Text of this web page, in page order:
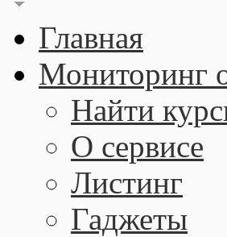
Главная
Мониторинг
Найти
О сервисе
Листинг
Гаджеты